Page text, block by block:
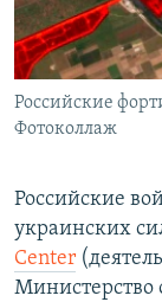
ПОБЕДИТЕЛЕЙ
ELIFBE
Российские
Фотоколлаж
Российские
украинских
Center